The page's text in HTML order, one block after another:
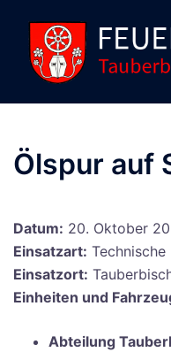
Inhalt
springen
Ölspur auf
Datum: 20. Oktober
Einsatzart:
Einsatzort:
Einheiten und
Abteilung